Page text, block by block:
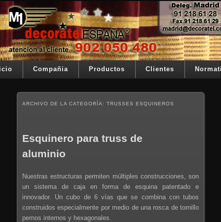
Ir al contenido principal
Ir al contenido secundario
Decoratel España
Su telon de teatro es nuestra razón de ser
Menú principalCompañia Productos Clientes
ARCHIVO DE LA CATEGORÍA:TRUSSES ESQUINEROS
Esquinero para truss de
aluminio
Nuestras estructuras permiten múltiples construcciones, son
un sistema de caja en forma de esquina patentado e
innovador. Un cubo de 6 vías que se combina con tubos
construidos especialmente por medio de una rosca de tornillo
pernos internos y hexagonales.